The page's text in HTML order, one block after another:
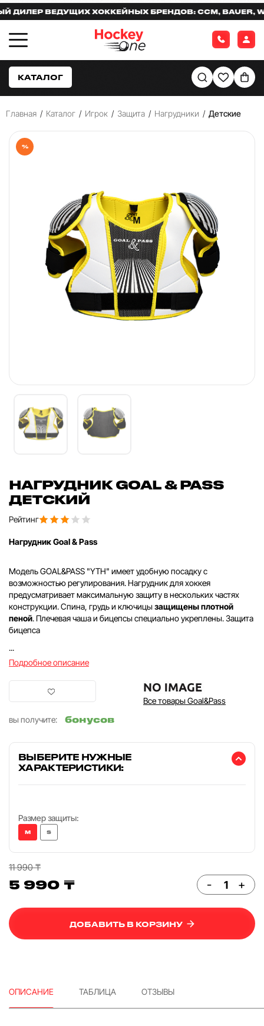
ВЕДУЩИХ ХОККЕЙНЫХ БРЕНДОВ: CCM, BAUER,
КАТАЛОГ
Главная / Каталог / Игрок / Защита / Нагрудники / Детские
%
НАГРУДНИК GOAL & PASS
ДЕТСКИЙ
Рейтинг
Нагрудник Goal & Pass
Модель GOAL&PASS "YTH" имеет удобную посадку с
возможностью регулирования. Нагрудник для хоккея
предусматривает максимальную защиту в нескольких частях
конструкции. Спина, грудь и ключицызащищены плотной
пеной. Плечевая чаша и бицепсы специально укреплены. Защита
бицепса
...
Подробное описание
Все товары Goal&Pass
вы получите:
бонусов
ВЫБЕРИТЕ НУЖНЫЕ
ХАРАКТЕРИСТИКИ:
Размер защиты:
M S
11 990 ₸
5 990 ₸ - +
ДОБАВИТЬ В КОРЗИНУ
ОПИСАНИЕ ТАБЛИЦА ОТЗЫВЫ